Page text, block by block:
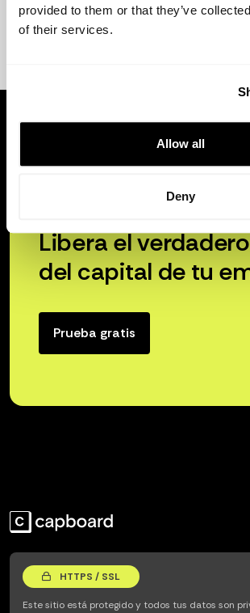
provided to them or that they’ve
of their services.
Allow all
Deny
Libera el
del capital de tu
Prueba gratis
HTTPS / SSL
Este sitio está protegido y todos tus datos son